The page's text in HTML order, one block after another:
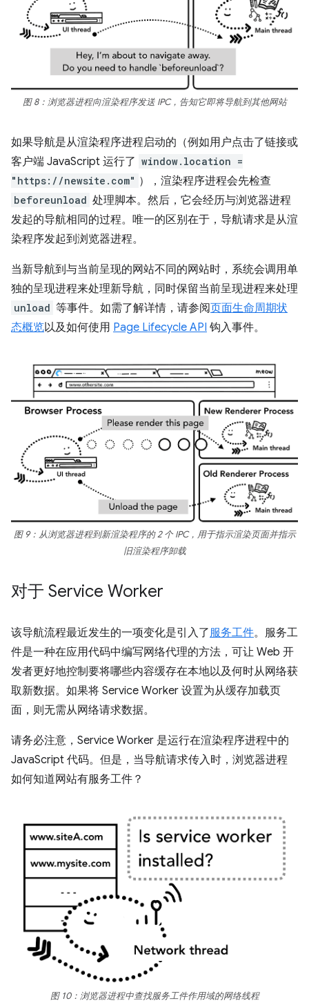
图 8：浏览器进程向渲染程序发送 IPC，告知它即将导航到其他网站
如果导航是从渲染程序进程启动的（例如用户点击了链接或
客户端 JavaScript 运行了 window.location =
"https://newsite.com" ），渲染程序进程会先检查
beforeunload 处理脚本。然后，它会经历与浏览器进程
发起的导航相同的过程。唯一的区别在于，导航请求是从渲
染程序发起到浏览器进程。
当新导航到与当前呈现的网站不同的网站时，系统会调用单
独的呈现进程来处理新导航，同时保留当前呈现进程来处理
unload 等事件。如需了解详情，请参阅页面生命周期状
态概览以及如何使用 Page Lifecycle API 钩入事件。
图 9：从浏览器进程到新渲染程序的 2 个 IPC，用于指示渲染页面并指示
旧渲染程序卸载
对于 Service Worker
该导航流程最近发生的一项变化是引入了服务工件。服务工
件是一种在应用代码中编写网络代理的方法，可让 Web 开
发者更好地控制要将哪些内容缓存在本地以及何时从网络获
取新数据。如果将 Service Worker 设置为从缓存加载页
面，则无需从网络请求数据。
请务必注意，Service Worker 是运行在渲染程序进程中的
JavaScript 代码。但是，当导航请求传入时，浏览器进程
如何知道网站有服务工件？
图 10：浏览器进程中查找服务工件作用域的网络线程